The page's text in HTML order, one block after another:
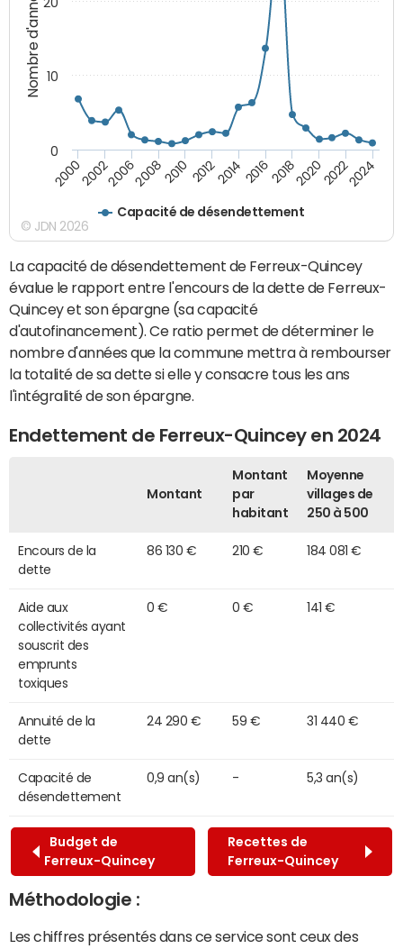
Nombre d'années
Capacité de désendettement
20002002200620082010 2012201420162018202020222024
0
10
© JDN 2026
La capacité de désendettement de Ferreux-Quincey
évalue le rapport entre l'encours de la dette de Ferreux-
Quincey et son épargne (sa capacité
d'autofinancement). Ce ratio permet de déterminer le
nombre d'années que la commune mettra à rembourser
la totalité de sa dette si elle y consacre tous les ans
l'intégralité de son épargne.
Endettement de Ferreux-Quincey en 2024
Montant
Montant
par
habitant
Moyenne
villages de
250 à 500
Encours de la
dette
86 130 € 210 € 184 081 €
Aide aux
collectivités ayant
souscrit des
emprunts
toxiques
0 € 0 € 141 €
Annuité de la
dette
24 290 € 59 € 31 440 €
Capacité de
désendettement
0,9 an(s) - 5,3 an(s)
Budget de
Ferreux-Quincey
Recettes de
Ferreux-Quincey
Méthodologie :
Les chiffres présentés dans ce service sont ceux des